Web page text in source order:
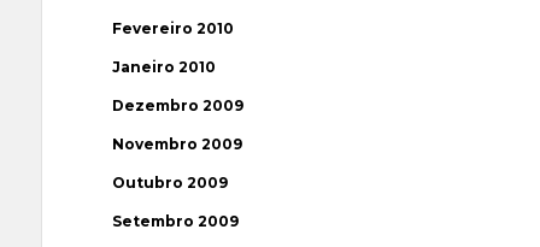
Fevereiro 2010
Janeiro 2010
Dezembro 2009
Novembro 2009
Outubro 2009
Setembro 2009